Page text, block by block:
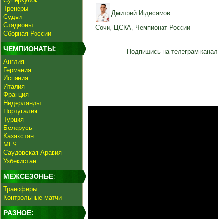
Тренеры
Судьи
Стадионы
Сборная России
ЧЕМПИОНАТЫ:
Англия
Германия
Испания
Италия
Франция
Нидерланды
Португалия
Турция
Беларусь
Казахстан
MLS
Саудовская Аравия
Узбекистан
МЕЖСЕЗОНЬЕ:
Трансферы
Контрольные матчи
РАЗНОЕ:
Дмитрий Игдисамов
Сочи, ЦСКА, Чемпионат России
Подпишись на телеграм-